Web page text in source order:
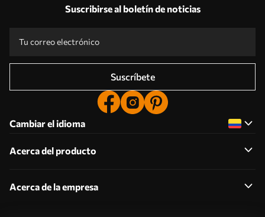
Suscribirse al boletín de noticias
Suscríbete
Cambiar el idioma
Acerca del producto
Acerca de la empresa